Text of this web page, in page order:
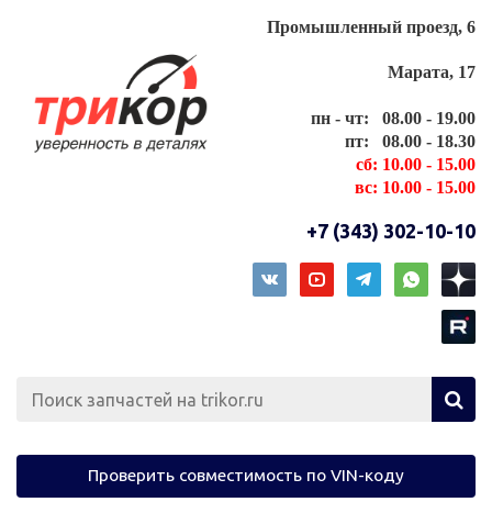
Промышленный проезд, 6
Марата, 17
пн - чт: 08.00 - 19.00
пт: 08.00 - 18.30
сб: 10.00 - 15.00
вс: 10.00 - 15.00
+7 (343) 302-10-10
Проверить совместимость по VIN-коду